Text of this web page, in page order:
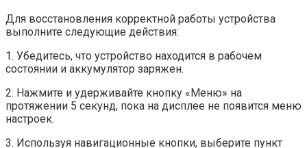
Для восстановления корректной работы устройства
выполните следующие действия:
1. Убедитесь, что устройство находится в рабочем
состоянии и аккумулятор заряжен.
2. Нажмите и удерживайте кнопку «Меню» на
протяжении 5 секунд, пока на дисплее не появится меню
настроек.
3. Используя навигационные кнопки, выберите пункт